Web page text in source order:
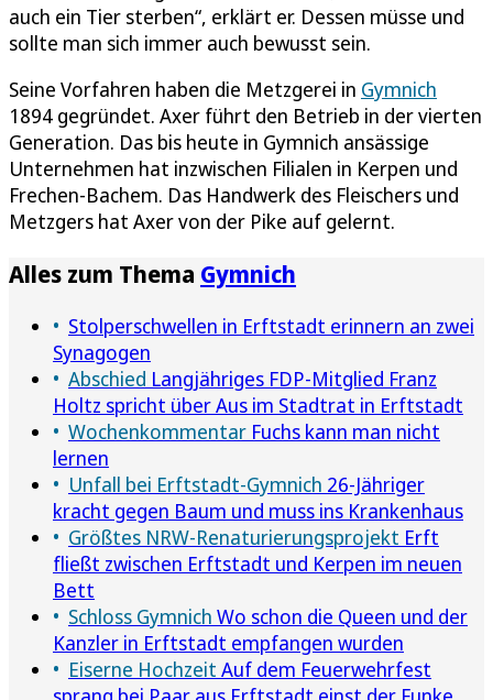
auch ein Tier sterben“, erklärt er. Dessen müsse und
sollte man sich immer auch bewusst sein.
Seine Vorfahren haben die Metzgerei in Gymnich
1894 gegründet. Axer führt den Betrieb in der vierten
Generation. Das bis heute in Gymnich ansässige
Unternehmen hat inzwischen Filialen in Kerpen und
Frechen-Bachem. Das Handwerk des Fleischers und
Metzgers hat Axer von der Pike auf gelernt.
Alles zum Thema Gymnich
Stolperschwellen in Erftstadt erinnern an zwei
Synagogen
Abschied Langjähriges FDP-Mitglied Franz
Holtz spricht über Aus im Stadtrat in Erftstadt
Wochenkommentar Fuchs kann man nicht
lernen
Unfall bei Erftstadt-Gymnich 26-Jähriger
kracht gegen Baum und muss ins Krankenhaus
Größtes NRW-Renaturierungsprojekt Erft
fließt zwischen Erftstadt und Kerpen im neuen
Bett
Schloss Gymnich Wo schon die Queen und der
Kanzler in Erftstadt empfangen wurden
Eiserne Hochzeit Auf dem Feuerwehrfest